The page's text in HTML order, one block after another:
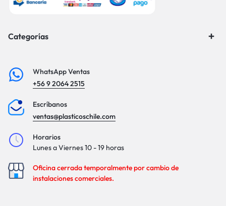
Categorías
WhatsApp Ventas
+56 9 2064 2515
Escríbanos
ventas@plasticoschile.com
Horarios
Lunes a Viernes 10 - 19 horas
Oficina cerrada temporalmente por cambio de
instalaciones comerciales.